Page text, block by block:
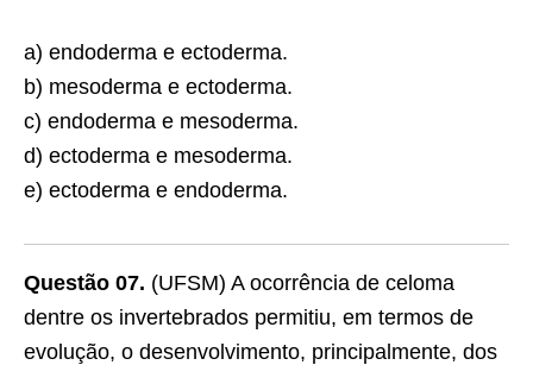
a) endoderma e ectoderma.
b) mesoderma e ectoderma.
c) endoderma e mesoderma.
d) ectoderma e mesoderma.
e) ectoderma e endoderma.
Questão 07. (UFSM) A ocorrência de celoma
dentre os invertebrados permitiu, em termos de
evolução, o desenvolvimento, principalmente, dos